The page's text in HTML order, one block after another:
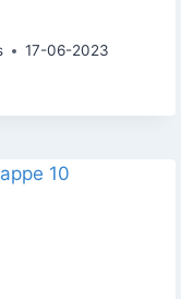
17-06-2023